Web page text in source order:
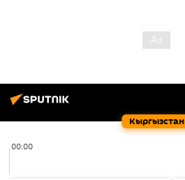
Кыргызстан
00:00